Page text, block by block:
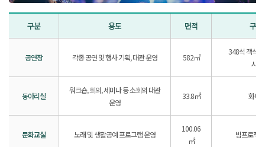
구분 용도 면적 구비
공연장 각종 공연 및 행사 기획, 대관 운영 582㎡
348석 객석,
시설
동아리실
워크숍, 회의, 세미나 등 소회의 대관
운영
33.8㎡ 화이
문화교실 노래 및 생활공예 프로그램 운영
100.06
㎡
빔프로젝